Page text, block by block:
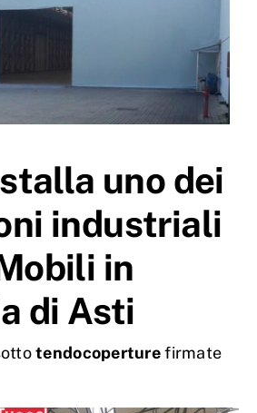
uno dei
industriali
in
di Asti
tendocoperturefirmate